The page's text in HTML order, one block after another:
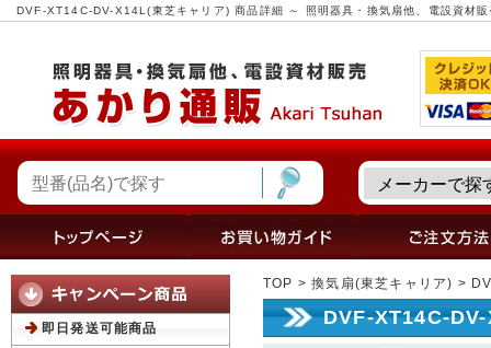
DVF-XT14C-DV-X14L(東芝キャリア) 商品詳細 ～ 照明器具・換気扇他、電設資材販
TOP >換気扇(東芝キャリア) >
DVF-XT14C-
即日発送可能商品